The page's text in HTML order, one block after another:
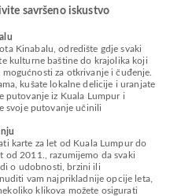
savršeno iskustvo
Kinabalu, odredište gdje svaki
kulturne baštine do krajolika koji
za otkrivanje i čuđenje.
kušate lokalne delicije i uranjate
putovanje iz Kuala Lumpur i
svoje putovanje učinili
karte za let od Kuala Lumpur do
od 2011., razumijemo da svaki
o udobnosti, brzini ili
vam najprikladnije opcije leta,
klikova možete osigurati